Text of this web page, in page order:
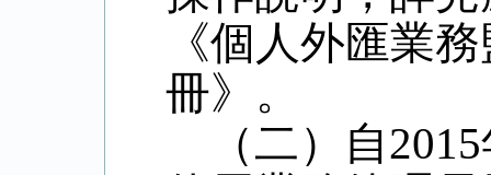
《個人外匯業
冊》。
（二）自2015